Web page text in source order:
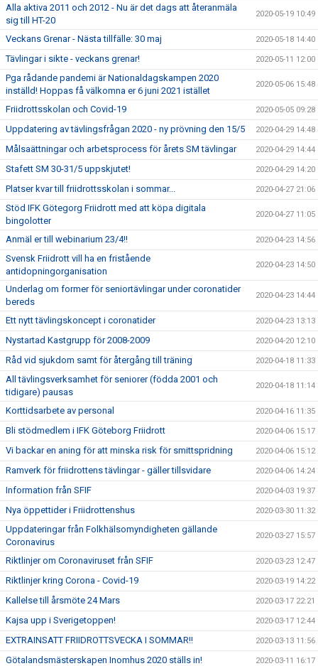
Alla aktiva 2011 och 2012 - Nu är det dags att återanmäla
sig till HT-20
2020-05-19 10:49
Veckans Grenar - Nästa tillfälle: 30 maj 2020-05-18 14:40
Tävlingar i sikte - veckans grenar! 2020-05-11 12:00
Pga rådande pandemi är Nationaldagskampen 2020
inställd! Hoppas få välkomna er 6 juni 2021 istället
2020-05-06 15:48
Friidrottsskolan och Covid-19 2020-05-05 09:28
Uppdatering av tävlingsfrågan 2020 - ny prövning den 15/5 2020-04-29 14:48
Målsaättningar och arbetsprocess för årets SM tävlingar 2020-04-29 14:44
Stafett SM 30-31/5 uppskjutet! 2020-04-29 14:20
Platser kvar till friidrottsskolan i sommar... 2020-04-27 21:06
Stöd IFK Götegorg Friidrott med att köpa digitala
bingolotter
2020-04-27 11:05
Anmäl er till webinarium 23/4!! 2020-04-23 14:56
Svensk Friidrott vill ha en fristående
antidopningorganisation
2020-04-23 14:50
Underlag om former för seniortävlingar under coronatider
bereds
2020-04-23 14:44
Ett nytt tävlingskoncept i coronatider 2020-04-23 13:13
Nystartad Kastgrupp för 2008-2009 2020-04-20 12:10
Råd vid sjukdom samt för återgång till träning 2020-04-18 11:33
All tävlingsverksamhet för seniorer (födda 2001 och
tidigare) pausas
2020-04-18 11:14
Korttidsarbete av personal 2020-04-16 11:35
Bli stödmedlem i IFK Göteborg Friidrott 2020-04-06 15:17
Vi backar en aning för att minska risk för smittspridning 2020-04-06 15:12
Ramverk för friidrottens tävlingar - gäller tillsvidare 2020-04-06 14:24
Information från SFIF 2020-04-03 19:37
Nya öppettider i Friidrottenshus 2020-03-30 11:32
Uppdateringar från Folkhälsomyndigheten gällande
Coronavirus
2020-03-27 15:57
Riktlinjer om Coronaviruset från SFIF 2020-03-23 12:47
Riktlinjer kring Corona - Covid-19 2020-03-19 14:22
Kallelse till årsmöte 24 Mars 2020-03-17 22:21
Kajsa upp i Sverigetoppen! 2020-03-17 12:44
EXTRAINSATT FRIIDROTTSVECKA I SOMMAR!! 2020-03-13 11:56
Götalandsmästerskapen Inomhus 2020 ställs in! 2020-03-11 16:17